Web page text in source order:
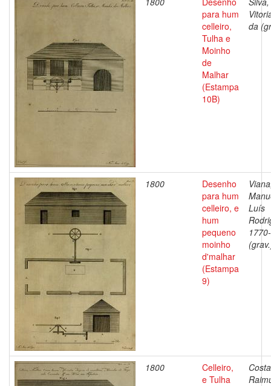
para hum
celleiro,
Tulha e
Moinho
de
Malhar
(Estampa
10B)
da
1800
Desenho
para hum
celleiro, e
hum
pequeno
moinho
d'malhar
(Estampa
9)
Luís
1800
Celleiro,
e Tulha